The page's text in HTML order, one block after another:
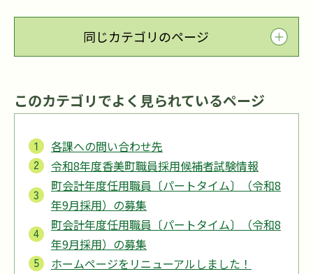
同じカテゴリのページ
このカテゴリでよく見られているページ
各課への問い合わせ先
令和8年度香美町職員採用候補者試験情報
町会計年度任用職員〔パートタイム〕（令和8
年9月採用）の募集
町会計年度任用職員〔パートタイム〕（令和8
年9月採用）の募集
ホームページをリニューアルしました！